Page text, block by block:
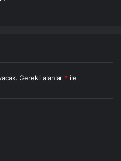
Gerekli alanlar * ile